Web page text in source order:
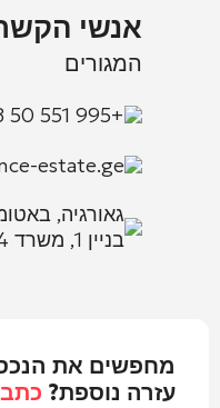
אנשי
המגורים
+995 551 50 18 84
estate.ge
גאורגיה,
בניין 1, משרד 1204
מחפשים את
עזרה נוספת?